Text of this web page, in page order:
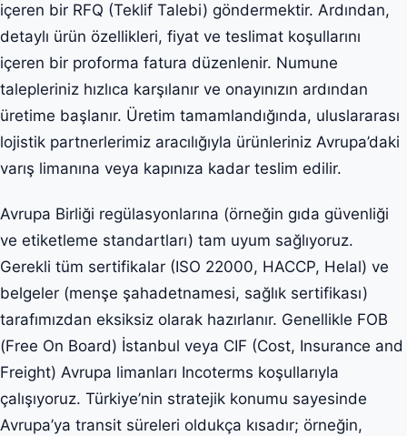
içeren bir RFQ (Teklif Talebi) göndermektir. Ardından,
detaylı ürün özellikleri, fiyat ve teslimat koşullarını
içeren bir proforma fatura düzenlenir. Numune
talepleriniz hızlıca karşılanır ve onayınızın ardından
üretime başlanır. Üretim tamamlandığında, uluslararası
lojistik partnerlerimiz aracılığıyla ürünleriniz Avrupa’daki
varış limanına veya kapınıza kadar teslim edilir.
Avrupa Birliği regülasyonlarına (örneğin gıda güvenliği
ve etiketleme standartları) tam uyum sağlıyoruz.
Gerekli tüm sertifikalar (ISO 22000, HACCP, Helal) ve
belgeler (menşe şahadetnamesi, sağlık sertifikası)
tarafımızdan eksiksiz olarak hazırlanır. Genellikle FOB
(Free On Board) İstanbul veya CIF (Cost, Insurance and
Freight) Avrupa limanları Incoterms koşullarıyla
çalışıyoruz. Türkiye’nin stratejik konumu sayesinde
Avrupa’ya transit süreleri oldukça kısadır; örneğin,